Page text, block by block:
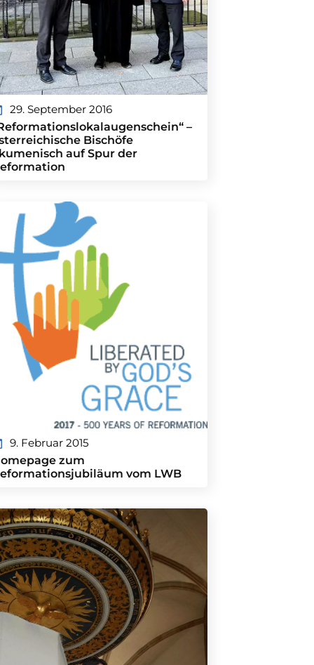
29. September 2016
–
Bischöfe
auf Spur der
9. Februar 2015
zum
vom LWB